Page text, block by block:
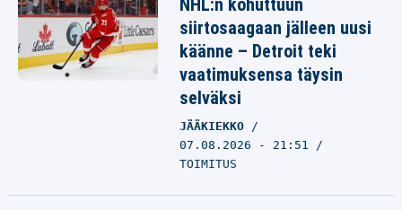
NHL:n kohuttuun
siirtosaagaan jälleen uusi
käänne – Detroit teki
vaatimuksensa täysin
selväksi
JÄÄKIEKKO
07.08.2026 - 21:51
TOIMITUS